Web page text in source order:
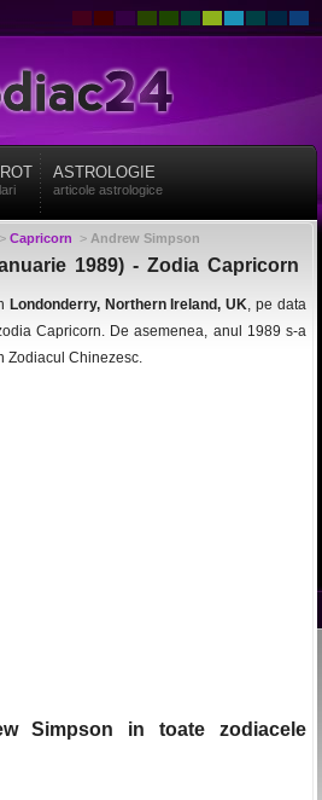
ASTROLOGIE
articole astrologice
Capricorn > Andrew Simpson
1989) - Zodia Capricorn
Londonderry, Northern Ireland, UK, pe data
Capricorn. De asemenea, anul 1989 s-a
Zodiacul Chinezesc.
Simpson in toate zodiacele